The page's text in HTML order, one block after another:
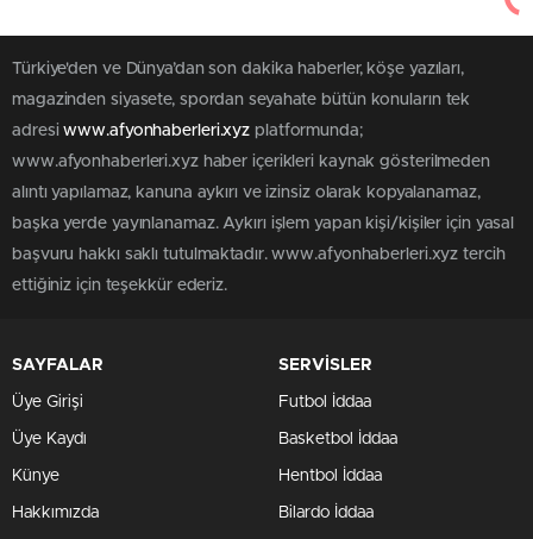
Türkiye'den ve Dünya’dan son dakika haberler, köşe yazıları,
magazinden siyasete, spordan seyahate bütün konuların tek
adresiwww.afyonhaberleri.xyz platformunda;
www.afyonhaberleri.xyz haber içerikleri kaynak gösterilmeden
alıntı yapılamaz, kanuna aykırı ve izinsiz olarak kopyalanamaz,
başka yerde yayınlanamaz. Aykırı işlem yapan kişi/kişiler için yasal
başvuru hakkı saklı tutulmaktadır. www.afyonhaberleri.xyz tercih
ettiğiniz için teşekkür ederiz.
SAYFALAR
Üye Girişi
Üye Kaydı
Künye
Hakkımızda
SERVİSLER
Futbol İddaa
Basketbol İddaa
Hentbol İddaa
Bilardo İddaa